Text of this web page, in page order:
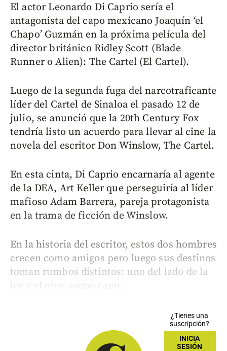
El actor Leonardo Di Caprio sería el
antagonista del capo mexicano Joaquín ‘el
Chapo’ Guzmán en la próxima película del
director británico Ridley Scott (Blade
Runner o Alien): The Cartel (El Cartel).
Luego de la segunda fuga del narcotraficante
líder del Cartel de Sinaloa el pasado 12 de
julio, se anunció que la 20th Century Fox
tendría listo un acuerdo para llevar al cine la
novela del escritor Don Winslow, The Cartel.
En esta cinta, Di Caprio encarnaría al agente
de la DEA, Art Keller que perseguiría al líder
mafioso Adam Barrera, pareja protagonista
en la trama de ficción de Winslow.
En la historia del escritor, estos dos hombres
crecen como amigos pero luego sus destinos
toman rumbos distintos: uno del lado de la
ley y el otro, como capo...
¿Tienes una
suscripción?
INICIA
SESIÓN